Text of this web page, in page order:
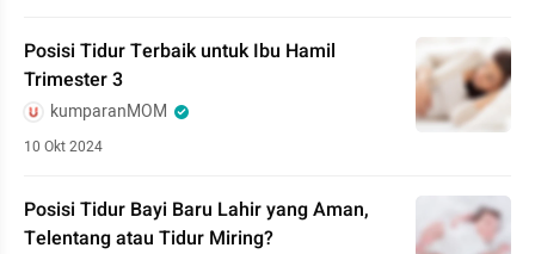
Posisi Tidur Terbaik untuk Ibu Hamil
Trimester 3
kumparanMOM
10 Okt 2024
Posisi Tidur Bayi Baru Lahir yang Aman,
Telentang atau Tidur Miring?